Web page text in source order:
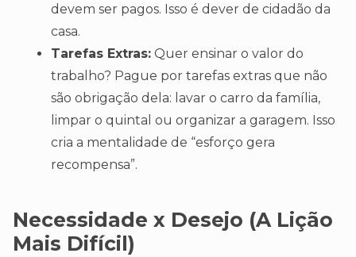
devem ser pagos. Isso é dever de cidadão da
casa.
Tarefas Extras: Quer ensinar o valor do
trabalho? Pague por tarefas extras que não
são obrigação dela: lavar o carro da família,
limpar o quintal ou organizar a garagem. Isso
cria a mentalidade de “esforço gera
recompensa”.
Necessidade x Desejo (A Lição
Mais Difícil)